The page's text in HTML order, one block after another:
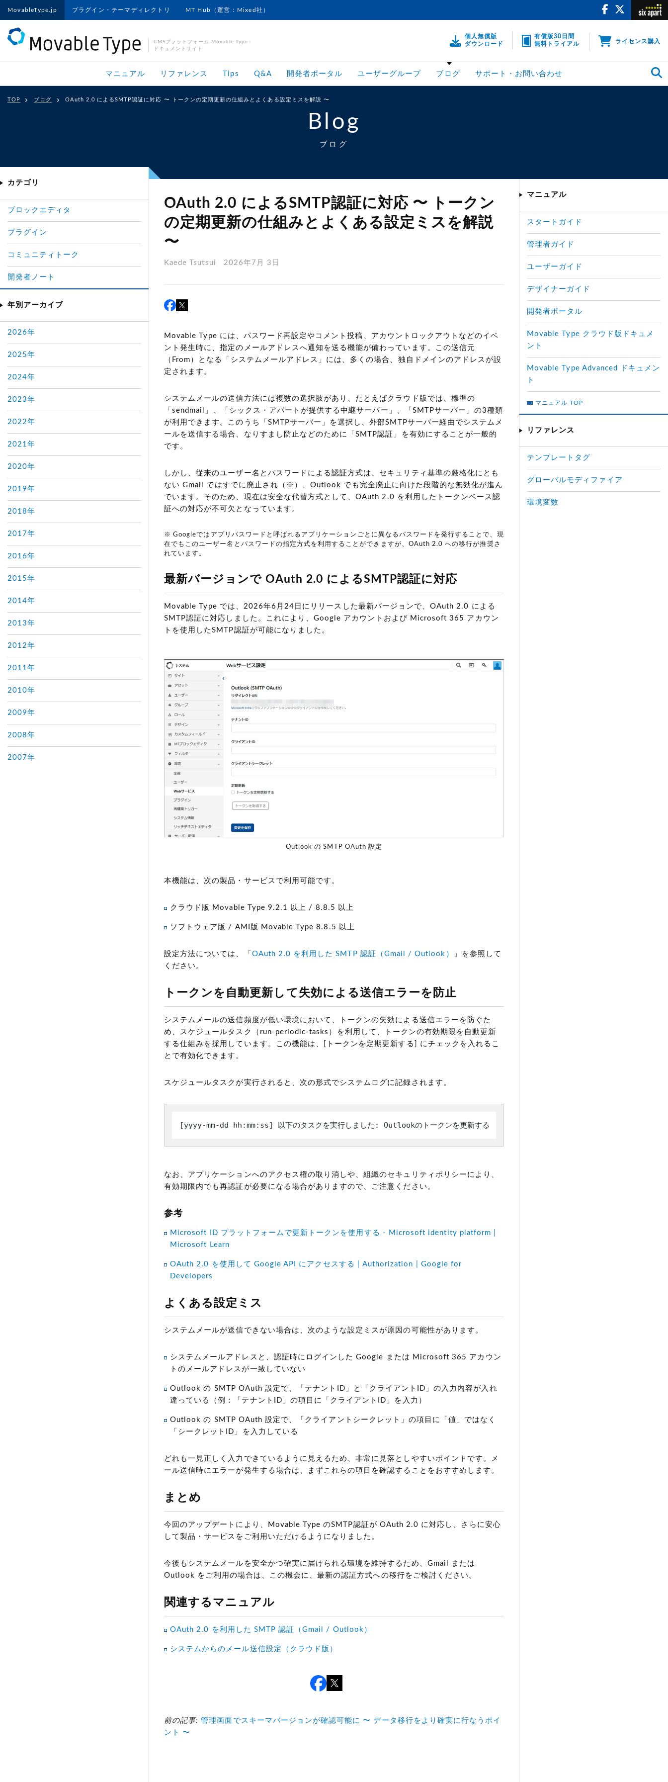
MovableType.jp プラグイン・テーマディレクトリ MT Hub（運営：Mixed社）
CMSプラットフォーム Movable Type
ドキュメントサイト
個人無償版
ダウンロード
有償版30日間
無料トライアル
ライセンス購入
マニュアル リファレンス Tips Q&A 開発者ポータル ユーザーグループ ブログ サポート・お問い合わせ
TOP ブログ OAuth 2.0 によるSMTP認証に対応 〜 トークンの定期更新の仕組みとよくある設定ミスを解説 〜
Blog
ブログ
OAuth 2.0 によるSMTP認証に対応 〜 トークン
の定期更新の仕組みとよくある設定ミスを解説
〜
Kaede Tsutsui 2026年7月 3日
Movable Type には、パスワード再設定やコメント投稿、アカウントロックアウトなどのイベ
ント発生時に、指定のメールアドレスへ通知を送る機能が備わっています。この送信元
（From）となる「システムメールアドレス」には、多くの場合、独自ドメインのアドレスが設
定されます。
システムメールの送信方法には複数の選択肢があり、たとえばクラウド版では、標準の
「sendmail」、「シックス・アパートが提供する中継サーバー」、「SMTPサーバー」の3種類
が利用できます。このうち「SMTPサーバー」を選択し、外部SMTPサーバー経由でシステムメ
ールを送信する場合、なりすまし防止などのために「SMTP認証」を有効にすることが一般的
です。
しかし、従来のユーザー名とパスワードによる認証方式は、セキュリティ基準の厳格化にとも
ない Gmail ではすでに廃止され（※）、Outlook でも完全廃止に向けた段階的な無効化が進ん
でいます。そのため、現在は安全な代替方式として、OAuth 2.0 を利用したトークンベース認
証への対応が不可欠となっています。
※ Googleではアプリパスワードと呼ばれるアプリケーションごとに異なるパスワードを発行することで、現
在でもこのユーザー名とパスワードの指定方式を利用することができますが、OAuth 2.0 への移行が推奨さ
れています。
最新バージョンで OAuth 2.0 によるSMTP認証に対応
Movable Type では、2026年6月24日にリリースした最新バージョンで、OAuth 2.0 による
SMTP認証に対応しました。これにより、Google アカウントおよび Microsoft 365 アカウン
トを使用したSMTP認証が可能になりました。
Outlook の SMTP OAuth 設定
本機能は、次の製品・サービスで利用可能です。
クラウド版 Movable Type 9.2.1 以上 / 8.8.5 以上
ソフトウェア版 / AMI版 Movable Type 8.8.5 以上
設定方法については、「 OAuth 2.0 を利用した SMTP 認証（Gmail / Outlook）
」を参照して
ください。
トークンを自動更新して失効による送信エラーを防止
システムメールの送信頻度が低い環境において、トークンの失効による送信エラーを防ぐた
め、スケジュールタスク（run-periodic-tasks）を利用して、トークンの有効期限を自動更新
する仕組みを採用しています。この機能は、[トークンを定期更新する] にチェックを入れるこ
とで有効化できます。
スケジュールタスクが実行されると、次の形式でシステムログに記録されます。
[yyyy-mm-dd hh:mm:ss] 以下のタスクを実行しました: Outlookのトークンを更新する
なお、アプリケーションへのアクセス権の取り消しや、組織のセキュリティポリシーにより、
有効期限内でも再認証が必要になる場合がありますので、ご注意ください。
参考
Microsoft ID プラットフォームで更新トークンを使用する - Microsoft identity platform |
Microsoft Learn
OAuth 2.0 を使用して Google API にアクセスする | Authorization | Google for
Developers
よくある設定ミス
システムメールが送信できない場合は、次のような設定ミスが原因の可能性があります。
システムメールアドレスと、認証時にログインした Google または Microsoft 365 アカウン
トのメールアドレスが一致していない
Outlook の SMTP OAuth 設定で、「テナントID」と「クライアントID」の入力内容が入れ
違っている（例：「テナントID」の項目に「クライアントID」を入力）
Outlook の SMTP OAuth 設定で、「クライアントシークレット」の項目に「値」ではなく
「シークレットID」を入力している
どれも一見正しく入力できているように見えるため、非常に見落としやすいポイントです。メ
ール送信時にエラーが発生する場合は、まずこれらの項目を確認することをおすすめします。
まとめ
今回のアップデートにより、Movable Type のSMTP認証が OAuth 2.0 に対応し、さらに安心
して製品・サービスをご利用いただけるようになりました。
今後もシステムメールを安全かつ確実に届けられる環境を維持するため、Gmail または
Outlook をご利用の場合は、この機会に、最新の認証方式への移行をご検討ください。
関連するマニュアル
OAuth 2.0 を利用した SMTP 認証（Gmail / Outlook）
システムからのメール送信設定（クラウド版）
前の記事: 管理画面でスキーマバージョンが確認可能に 〜 データ移行をより確実に行なうポイ
ント 〜
カテゴリ
ブロックエディタ
プラグイン
コミュニティトーク
開発者ノート
年別アーカイブ
2026年
2025年
2024年
2023年
2022年
2021年
2020年
2019年
2018年
2017年
2016年
2015年
2014年
2013年
2012年
2011年
2010年
2009年
2008年
2007年
マニュアル
スタートガイド
管理者ガイド
ユーザーガイド
デザイナーガイド
開発者ポータル
Movable Type クラウド版ドキュメ
ント
Movable Type Advanced ドキュメン
ト
マニュアル TOP
リファレンス
テンプレートタグ
グローバルモディファイア
環境変数